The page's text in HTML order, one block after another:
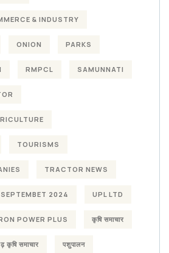
& INDUSTRY
ONION PARKS
RMPCL SAMUNNATI
TOURISMS
TRACTOR NEWS
2024 UPL LTD
POWER PLUS कृषि समाचार
कृषि समाचार पशुपालन